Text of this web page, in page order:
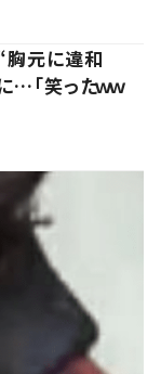
胸元に違和
「笑ったｗｗ